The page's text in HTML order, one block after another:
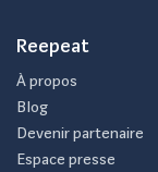
Reepeat
À propos
Blog
Devenir partenaire
Espace presse